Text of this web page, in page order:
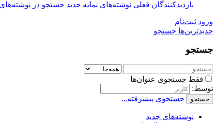
بازدیدکنندگان فعلی نوشته‌های نمایه جدید جستجو در نوشته‌های
ورود ثبت‌نام
جدیدترین‌ها جستجو
جستجو
فقط جستجوی عنوان‌ها
توسط:
جستجو جستجوی پیشرفته...
نوشته‌های جدید